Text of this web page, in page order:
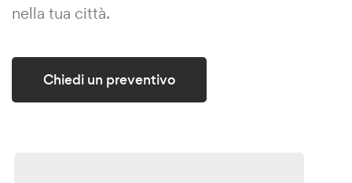
nella tua città.
Chiedi un preventivo